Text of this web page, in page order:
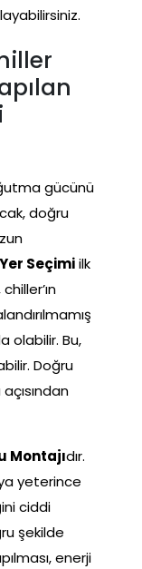
gücünü
doğru
Seçimiilk
olabilir. Bu,
Doğru
Montajıdır.
yeterince
ciddi
şekilde
enerji